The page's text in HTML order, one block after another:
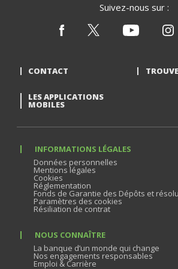
Suivez-nous sur :
CONTACT
LES APPLICATIONS
MOBILES
INFORMATIONS LÉGALES
Données personnelles
Mentions légales
Cookies
Réglementation
Fonds de Garantie des Dépôts et
Paramètres des cookies
Résiliation de contrat
NOUS CONNAÎTRE
La banque d’un monde qui change
Nos engagements responsables
Emploi & Carrière